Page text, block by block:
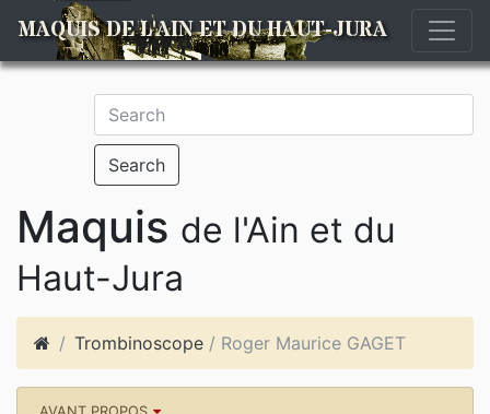
MAQUIS DE L'AIN ET DU HAUT-JURA
Search
Maquis de l'Ain et du
Haut-Jura
Trombinoscope / Roger Maurice GAGET